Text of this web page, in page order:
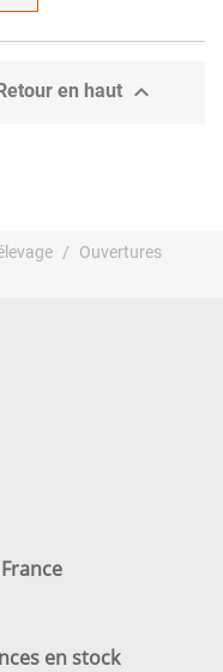
Retour en haut 
Ouvertures
en stock